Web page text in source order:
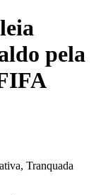
pela
Tranquada